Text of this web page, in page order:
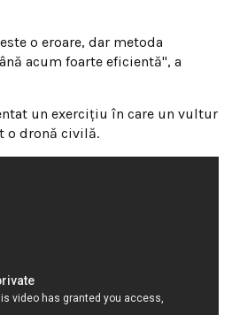
o eroare, dar metoda
acum foarte eficientă", a
un exerciţiu în care un vultur
o dronă civilă.